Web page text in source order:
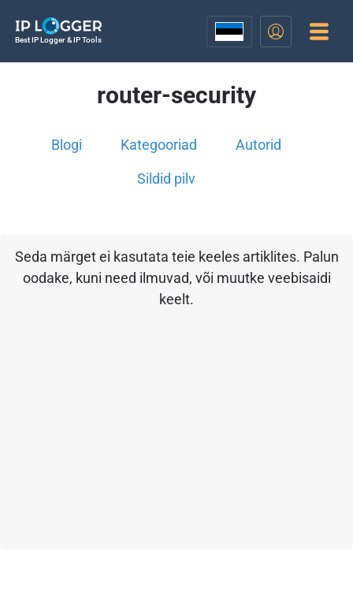
Best IP Logger & IP Tools
router-security
Blogi Kategooriad Autorid
Sildid pilv